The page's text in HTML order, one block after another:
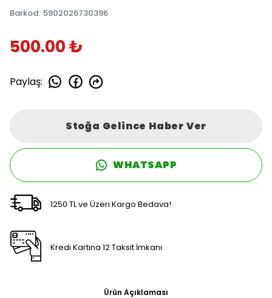
Barkod: 5902026730396
500.00 ₺
Paylaş:
Stoğa Gelince Haber Ver
WHATSAPP
1250 TL ve Üzeri Kargo Bedava!
Kredi Kartına 12 Taksit İmkanı
Ürün Açıklaması